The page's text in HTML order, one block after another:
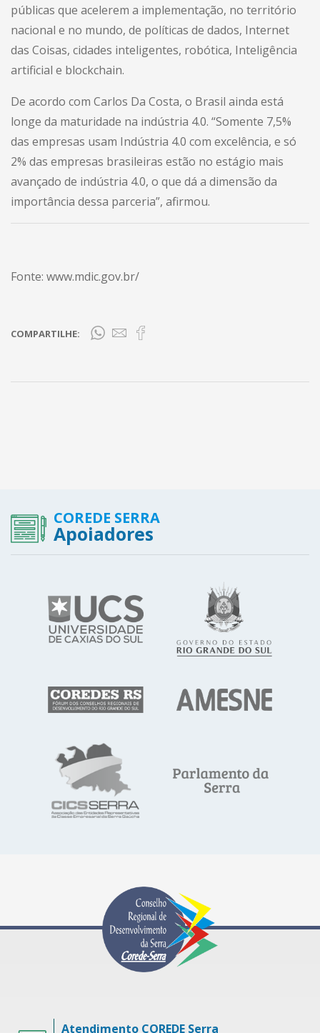
públicas que acelerem a implementação, no território
nacional e no mundo, de políticas de dados, Internet
das Coisas, cidades inteligentes, robótica, Inteligência
artificial e blockchain.
De acordo com Carlos Da Costa, o Brasil ainda está
longe da maturidade na indústria 4.0. “Somente 7,5%
das empresas usam Indústria 4.0 com excelência, e só
2% das empresas brasileiras estão no estágio mais
avançado de indústria 4.0, o que dá a dimensão da
importância dessa parceria”, afirmou.
Fonte: www.mdic.gov.br/
COMPARTILHE:
COREDE SERRA
Apoiadores
Atendimento COREDE Serra